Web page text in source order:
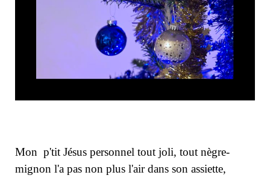
Mon p'tit Jésus personnel tout joli, tout nègre-
mignon l'a pas non plus l'air dans son assiette,